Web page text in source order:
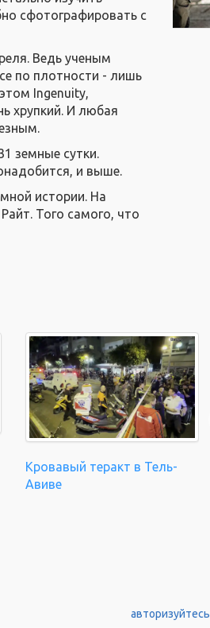
сфотографировать с
Ведь ученым
по плотности - лишь
Ingenuity,
хрупкий. И любая
земные сутки.
и выше.
истории. На
Того самого, что
Кровавый теракт в Тель-
Авиве
авторизуйтесь